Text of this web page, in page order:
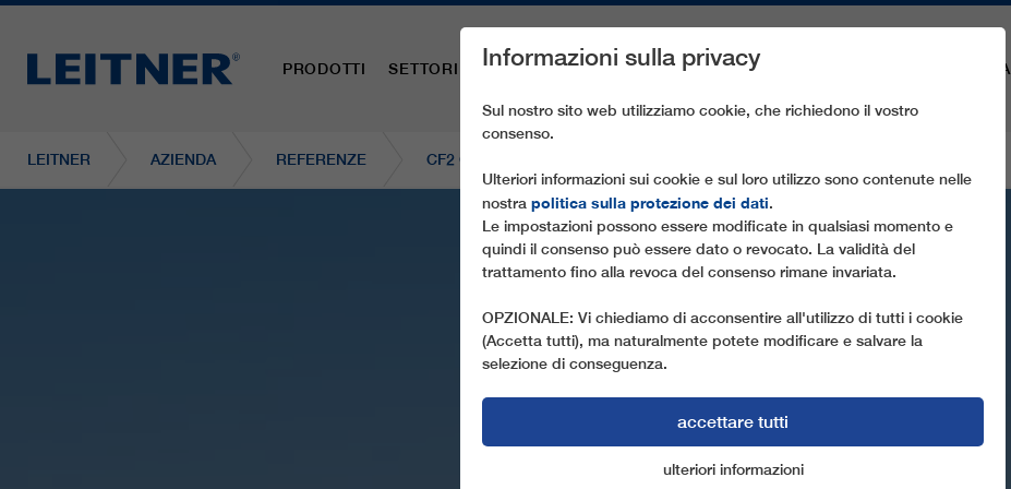
PRODOTTI SETTORI PEZZI DI RICAMBIO ASSISTENZA CLIENTI STAMPA
LEITNER AZIENDA REFERENZE CF2 CAMPOROTONDO - MONTE CESA
Informazioni sulla privacy
Sul nostro sito web utilizziamo cookie, che richiedono il vostro
consenso.
Ulteriori informazioni sui cookie e sul loro utilizzo sono contenute nelle
nostra politica sulla protezione dei dati.
Le impostazioni possono essere modificate in qualsiasi momento e
quindi il consenso può essere dato o revocato. La validità del
trattamento fino alla revoca del consenso rimane invariata.
OPZIONALE: Vi chiediamo di acconsentire all'utilizzo di tutti i cookie
(Accetta tutti), ma naturalmente potete modificare e salvare la
selezione di conseguenza.
accettare tutti
cookie di marketing
ulteriori informazioni